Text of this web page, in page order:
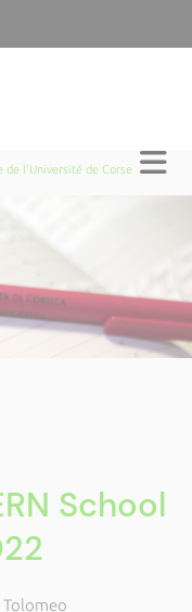
de l'Université de Corse
School